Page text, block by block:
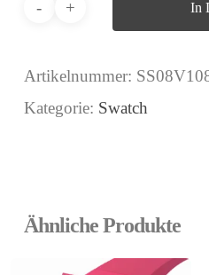
In
Artikelnummer:
Kategorie: Swatch
Ähnliche Produkte